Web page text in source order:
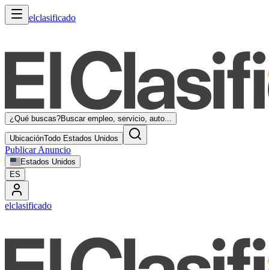
elclasificado
¿Qué buscas?Buscar empleo, servicio, auto...
UbicaciónTodo Estados Unidos
Publicar Anuncio
Estados Unidos
ES
elclasificado